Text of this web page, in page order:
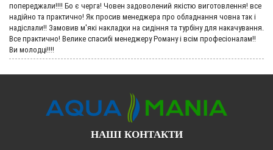
попереджали!!!! Бо є черга! Човен задоволений якістю виготовлення! все
надійно та практично! Як просив менеджера про обладнання човна так і
надіслали!! Замовив м'які накладки на сидіння та турбіну для накачування.
Все практично! Велике спасибі менеджеру Роману і всім професіоналам!!
Ви молодці!!!!
НАШІ КОНТАКТИ